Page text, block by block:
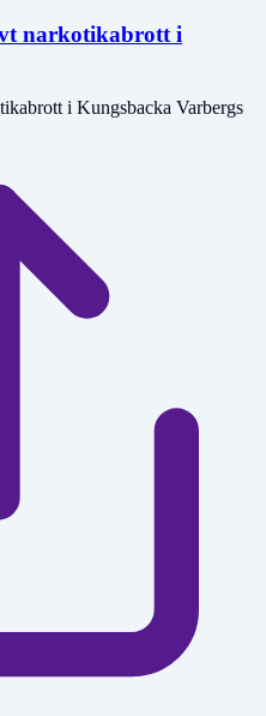
narkotikabrott i
i Kungsbacka Varbergs